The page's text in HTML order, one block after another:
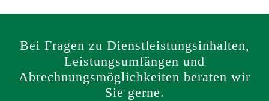
Bei Fragen zu Dienstleistungsinhalten,
Leistungsumfängen und
Abrechnungsmöglichkeiten beraten wir
Sie gerne.